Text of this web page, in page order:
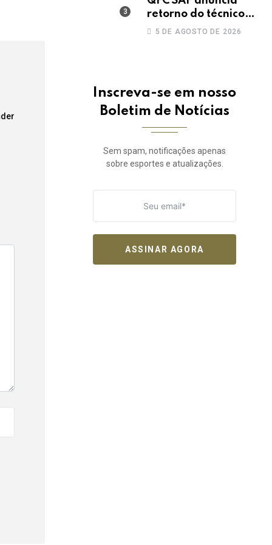
retorno do técnico
João Paulo para a
5 DE AGOSTO DE 2026
Inscreva-se em nosso
Boletim de Notícias
Sem spam, notificações apenas
sobre esportes e atualizações.
ASSINAR AGORA